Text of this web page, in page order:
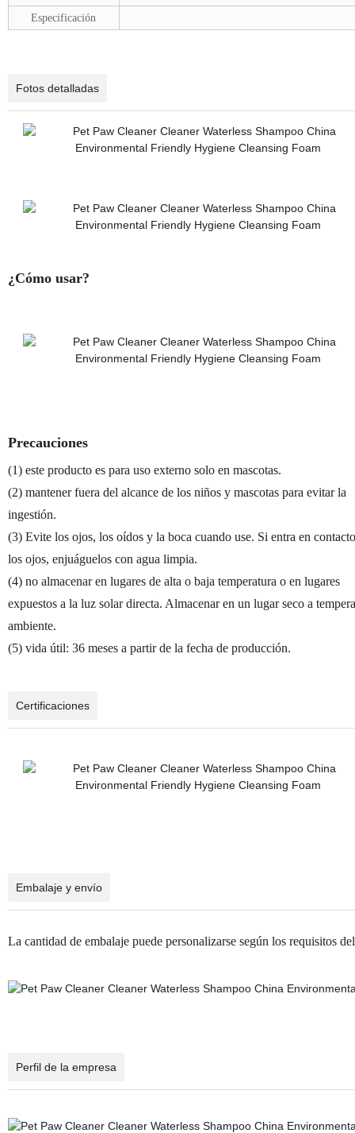
Especificación
Fotos detalladas
¿Cómo usar?
Precauciones
(1) este producto es para uso externo solo en mascotas.
(2) mantener fuera del alcance de los niños y mascotas para evitar la
ingestión.
(3) Evite los ojos, los oídos y la boca cuando use. Si entra en
los ojos, enjuáguelos con agua limpia.
(4) no almacenar en lugares de alta o baja temperatura o en lugares
expuestos a la luz solar directa. Almacenar en un lugar seco a
ambiente.
(5) vida útil: 36 meses a partir de la fecha de producción.
Certificaciones
Embalaje y envío
La cantidad de embalaje puede personalizarse según los requisitos
Perfil de la empresa